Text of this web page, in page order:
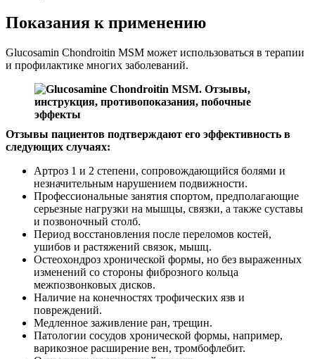
Показания к применению
Glucosamin Chondroitin MSM может использоваться в терапии
и профилактике многих заболеваний.
Отзывы пациентов подтверждают его эффективность в
следующих случаях:
Артроз 1 и 2 степени, сопровождающийся болями и
незначительным нарушением подвижности.
Профессиональные занятия спортом, предполагающие
серьезные нагрузки на мышцы, связки, а также суставы
и позвоночный столб.
Период восстановления после переломов костей,
ушибов и растяжений связок, мышц.
Остеохондроз хронической формы, но без выраженных
изменений со стороны фиброзного кольца
межпозвонковых дисков.
Наличие на конечностях трофических язв и
повреждений.
Медленное заживление ран, трещин.
Патологии сосудов хронической формы, например,
варикозное расширение вен, тромбофлебит.